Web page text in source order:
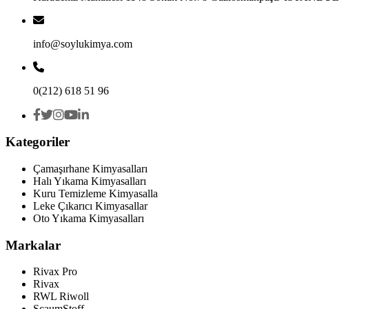
info@soylukimya.com
0(212) 618 51 96
Kategoriler
Çamaşırhane Kimyasalları
Halı Yıkama Kimyasalları
Kuru Temizleme Kimyasalla
Leke Çıkarıcı Kimyasallar
Oto Yıkama Kimyasalları
Markalar
Rivax Pro
Rivax
RWL Riwoll